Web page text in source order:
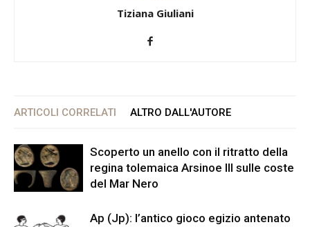
Tiziana Giuliani
ARTICOLI CORRELATI ALTRO DALL'AUTORE
Scoperto un anello con il ritratto della
regina tolemaica Arsinoe III sulle coste
del Mar Nero
Ap (Jp): l’antico gioco egizio antenato